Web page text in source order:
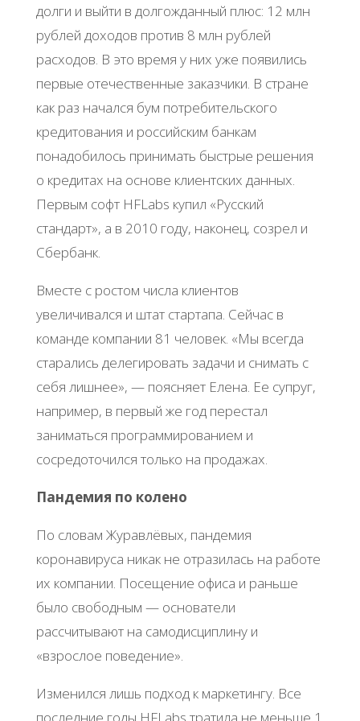
долги и выйти в долгожданный плюс: 12 млн
рублей доходов против 8 млн рублей
расходов. В это время у них уже появились
первые отечественные заказчики. В стране
как раз начался бум потребительского
кредитования и российским банкам
понадобилось принимать быстрые решения
о кредитах на основе клиентских данных.
Первым софт HFLabs купил «Русский
стандарт», а в 2010 году, наконец, созрел и
Сбербанк.
Вместе с ростом числа клиентов
увеличивался и штат стартапа. Сейчас в
команде компании 81 человек. «Мы всегда
старались делегировать задачи и снимать с
себя лишнее», — поясняет Елена. Ее супруг,
например, в первый же год перестал
заниматься программированием и
сосредоточился только на продажах.
Пандемия по колено
По словам Журавлёвых, пандемия
коронавируса никак не отразилась на работе
их компании. Посещение офиса и раньше
было свободным — основатели
рассчитывают на самодисциплину и
«взрослое поведение».
Изменился лишь подход к маркетингу. Все